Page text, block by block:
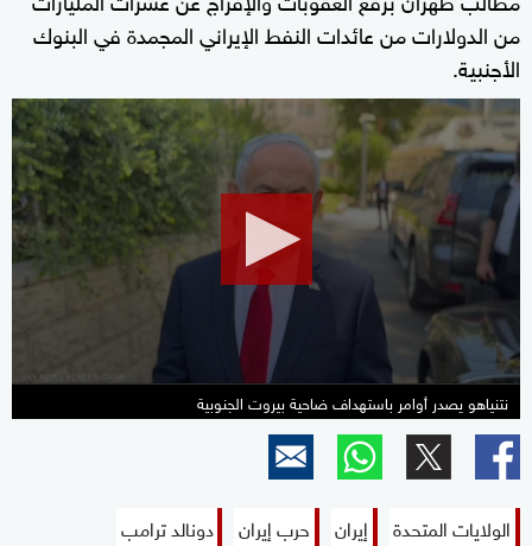
من الدولارات من عائدات النفط الإيراني المجمدة في البنوك
الأجنبية.
0
seconds
of
27
seconds
نتنياهو يصدر أوامر باستهداف ضاحية بيروت الجنوبية
الولايات المتحدة إيران حرب إيران دونالد ترامب